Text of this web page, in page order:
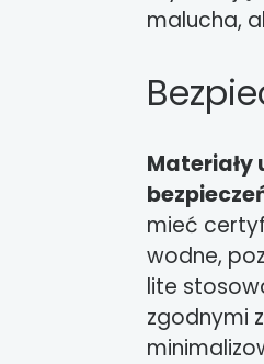
malucha,
Materiały
mieć
wodne,
lite
zgodnymi